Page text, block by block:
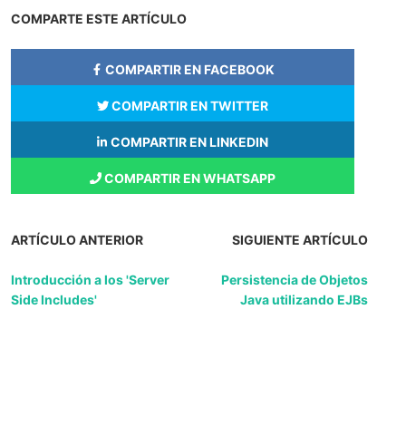
COMPARTE ESTE ARTÍCULO
COMPARTIR EN FACEBOOK
COMPARTIR EN TWITTER
COMPARTIR EN LINKEDIN
COMPARTIR EN WHATSAPP
ARTÍCULO ANTERIOR
Introducción a los 'Server
Side Includes'
SIGUIENTE ARTÍCULO
Persistencia de Objetos
Java utilizando EJBs